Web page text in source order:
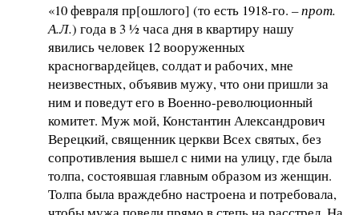
«10 февраля пр[ошлого] (то есть 1918-го. – прот.
А.Л.) года в 3 ½ часа дня в квартиру нашу
явились человек 12 вооруженных
красногвардейцев, солдат и рабочих, мне
неизвестных, объявив мужу, что они пришли за
ним и поведут его в Военно-революционный
комитет. Муж мой, Константин Александрович
Верецкий, священник церкви Всех святых, без
сопротивления вышел с ними на улицу, где была
толпа, состоявшая главным образом из женщин.
Толпа была враждебно настроена и потребовала,